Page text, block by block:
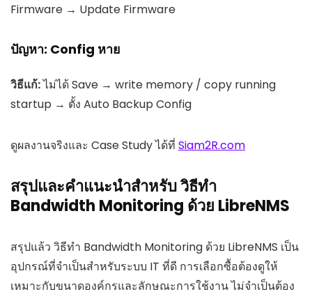
Firmware → Update Firmware
ปัญหา: Config หาย
วิธีแก้:ไม่ได้ Save → write memory / copy running
startup → ตั้ง Auto Backup Config
ดูผลงานจริงและ Case Study ได้ที่ Siam2R.com
สรุปและคำแนะนำสำหรับ วิธีทำ
Bandwidth Monitoring ด้วย LibreNMS
สรุปแล้ว วิธีทำ Bandwidth Monitoring ด้วย LibreNMS เป็น
อุปกรณ์ที่จำเป็นสำหรับระบบ IT ที่ดี การเลือกซื้อต้องดูให้
เหมาะกับขนาดองค์กรและลักษณะการใช้งาน ไม่จำเป็นต้อง